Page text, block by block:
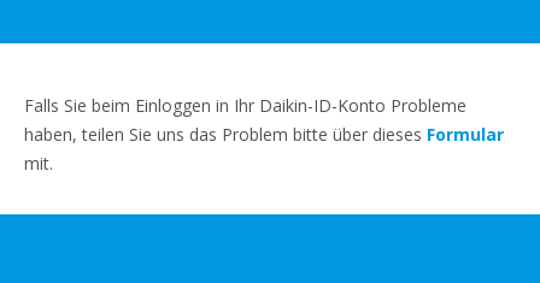
Falls Sie beim Einloggen in Ihr Daikin-ID-Konto Probleme
haben, teilen Sie uns das Problem bitte über dieses Formular
mit.